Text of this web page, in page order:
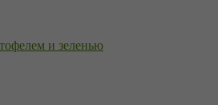
и зеленью